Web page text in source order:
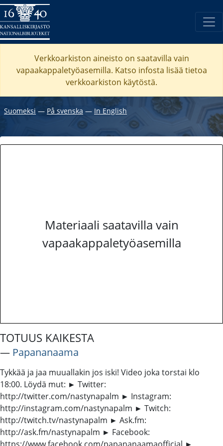
Verkkoarkiston aineisto on saatavilla vain
vapaakappaletyöasemilla. Katso infosta lisää tietoa
verkkoarkiston käytöstä.
Suomeksi ― På svenska ― In English
Materiaali saatavilla vain
vapaakappaletyöasemilla
TOTUUS KAIKESTA
― Papananaama
Tykkää ja jaa muuallakin jos iski! Video joka torstai klo
18:00. Löydä mut: ► Twitter:
http://twitter.com/nastynapalm ► Instagram:
http://instagram.com/nastynapalm ► Twitch:
http://twitch.tv/nastynapalm ► Ask.fm:
http://ask.fm/nastynapalm ► Facebook: